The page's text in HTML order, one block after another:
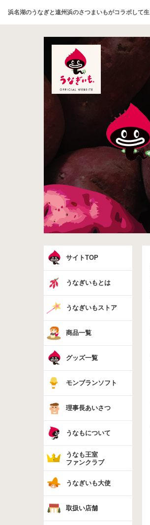
浜名湖のうなぎと遠州浜のさつまいもがコラボして
サイトTOP
うなぎいもとは
うなぎいもストア
商品一覧
グッズ一覧
モンブランソフト
理事長あいさつ
うなもについて
うなも王室
ファンクラブ
うなぎいも大使
取扱い店舗